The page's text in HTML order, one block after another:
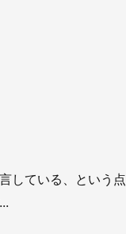
している、という点